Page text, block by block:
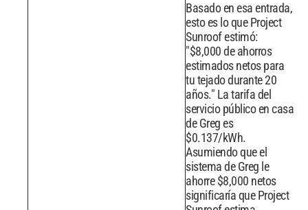
Basado en esa entrada,
esto es lo que Project
Sunroof estimó:
"$8,000 de ahorros
estimados netos para
tu tejado durante 20
años." La tarifa del
servicio público en casa
de Greg es
$0.137/kWh.
Asumiendo que el
sistema de Greg le
ahorre $8,000 netos
significaría que Project